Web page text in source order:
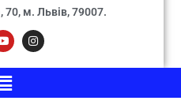
м. Львів, 79007.